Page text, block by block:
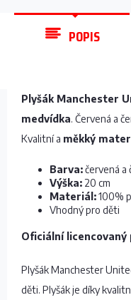
POPIS
Plyšák Manchester
medvídka. Červená a
Kvalitní a měkký
Barva:červená a
Výška: 20 cm
Materiál:100%
Vhodný pro děti
Oficiální
Plyšák Manchester
děti. Plyšák je díky